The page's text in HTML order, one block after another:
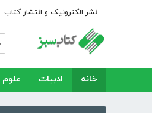
نشر الکترونیک و انتشار کتاب
خانه ادبیات علوم